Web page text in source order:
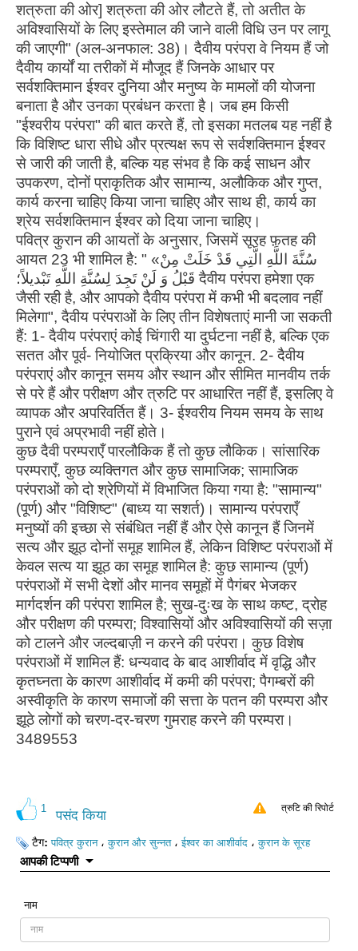
शत्रुता की ओर] शत्रुता की ओर लौटते हैं, तो अतीत के
अविश्वासियों के लिए इस्तेमाल की जाने वाली विधि उन पर लागू
की जाएगी" (अल-अनफाल: 38)। दैवीय परंपरा वे नियम हैं जो
दैवीय कार्यों या तरीकों में मौजूद हैं जिनके आधार पर
सर्वशक्तिमान ईश्वर दुनिया और मनुष्य के मामलों की योजना
बनाता है और उनका प्रबंधन करता है। जब हम किसी
"ईश्वरीय परंपरा" की बात करते हैं, तो इसका मतलब यह नहीं है
कि विशिष्ट धारा सीधे और प्रत्यक्ष रूप से सर्वशक्तिमान ईश्वर
से जारी की जाती है, बल्कि यह संभव है कि कई साधन और
उपकरण, दोनों प्राकृतिक और सामान्य, अलौकिक और गुप्त,
कार्य करना चाहिए किया जाना चाहिए और साथ ही, कार्य का
श्रेय सर्वशक्तिमान ईश्वर को दिया जाना चाहिए।
पवित्र कुरान की आयतों के अनुसार, जिसमें सूरह फ़तह की
आयत 23 भी शामिल है: " «سُنَّةَ اللَّهِ الَّتِي قَدْ خَلَتْ مِنْ
قَبْلُ وَ لَنْ تَجِدَ لِسُنَّةِ اللَّهِ تَبْديلاً؛ दैवीय परंपरा हमेशा एक
जैसी रही है, और आपको दैवीय परंपरा में कभी भी बदलाव नहीं
मिलेगा", दैवीय परंपराओं के लिए तीन विशेषताएं मानी जा सकती
हैं: 1- दैवीय परंपराएं कोई चिंगारी या दुर्घटना नहीं है, बल्कि एक
सतत और पूर्व- नियोजित प्रक्रिया और कानून. 2- दैवीय
परंपराएं और कानून समय और स्थान और सीमित मानवीय तर्क
से परे हैं और परीक्षण और त्रुटि पर आधारित नहीं हैं, इसलिए वे
व्यापक और अपरिवर्तित हैं। 3- ईश्वरीय नियम समय के साथ
पुराने एवं अप्रभावी नहीं होते।
कुछ दैवी परम्पराएँ पारलौकिक हैं तो कुछ लौकिक। सांसारिक
परम्पराएँ, कुछ व्यक्तिगत और कुछ सामाजिक; सामाजिक
परंपराओं को दो श्रेणियों में विभाजित किया गया है: "सामान्य"
(पूर्ण) और "विशिष्ट" (बाध्य या सशर्त)। सामान्य परंपराएँ
मनुष्यों की इच्छा से संबंधित नहीं हैं और ऐसे कानून हैं जिनमें
सत्य और झूठ दोनों समूह शामिल हैं, लेकिन विशिष्ट परंपराओं में
केवल सत्य या झूठ का समूह शामिल है: कुछ सामान्य (पूर्ण)
परंपराओं में सभी देशों और मानव समूहों में पैगंबर भेजकर
मार्गदर्शन की परंपरा शामिल है; सुख-दुःख के साथ कष्ट, द्रोह
और परीक्षण की परम्परा; विश्वासियों और अविश्वासियों की सज़ा
को टालने और जल्दबाज़ी न करने की परंपरा। कुछ विशेष
परंपराओं में शामिल हैं: धन्यवाद के बाद आशीर्वाद में वृद्धि और
कृतघ्नता के कारण आशीर्वाद में कमी की परंपरा; पैगम्बरों की
अस्वीकृति के कारण समाजों की सत्ता के पतन की परम्परा और
झूठे लोगों को चरण-दर-चरण गुमराह करने की परम्परा।
3489553
1 पसंद किया त्रुटि की रिपोर्ट
टैग:पवित्र कुरान،कुरान और सुन्नत،ईश्वर का आशीर्वाद ،कुरान के सूरह
आपकी टिप्पणी
नाम